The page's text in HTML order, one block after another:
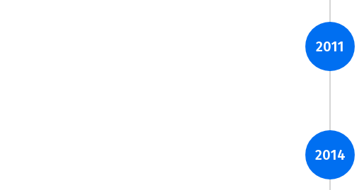
2011
2014